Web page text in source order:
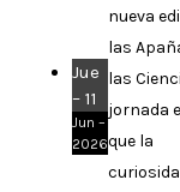
Jue
– 11
Jun –
2026
nueva
las
las
jornada
que la